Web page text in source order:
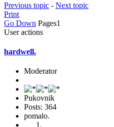
Previous topic - Next topic
Print
Go Down Pages1
User actions
hardwell.
Moderator
Pukovnik
Posts: 364
pomalo.